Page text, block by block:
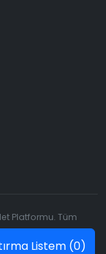
Listem (0)
Platformu. Tüm